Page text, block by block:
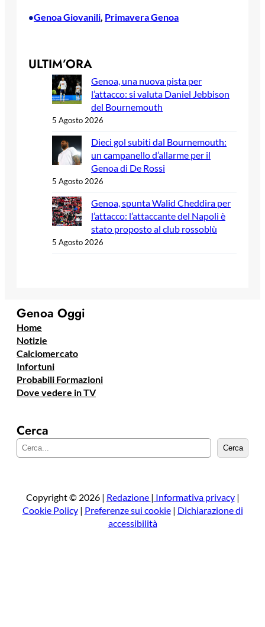
•Genoa Giovanili, Primavera Genoa
ULTIM’ORA
Genoa, una nuova pista per
l’attacco: si valuta Daniel Jebbison
del Bournemouth
5 Agosto 2026
Dieci gol subiti dal Bournemouth:
un campanello d’allarme per il
Genoa di De Rossi
5 Agosto 2026
Genoa, spunta Walid Cheddira per
l’attacco: l’attaccante del Napoli è
stato proposto al club rossoblù
5 Agosto 2026
Genoa Oggi
Home
Notizie
Calciomercato
Infortuni
Probabili Formazioni
Dove vedere in TV
Cerca
e
a
Cerca
Copyright © 2026 | Redazione | Informativa privacy|
Cookie Policy| Preferenze sui cookie| Dichiarazione di
accessibilità